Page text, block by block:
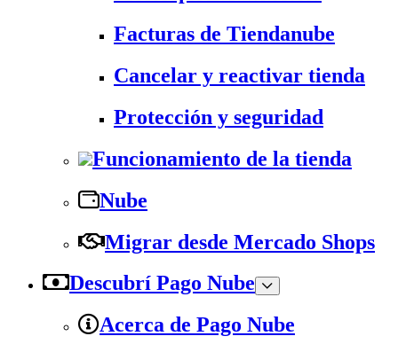
Facturas de Tiendanube
Cancelar y reactivar tienda
Protección y seguridad
Funcionamiento de la tienda
Nube
Migrar desde Mercado Shops
Descubrí Pago Nube
Acerca de Pago Nube